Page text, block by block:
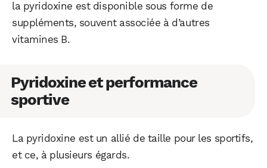
la pyridoxine est disponible sous forme de
suppléments, souvent associée à d’autres
vitamines B.
Pyridoxine et performance
sportive
La pyridoxine est un allié de taille pour les sportifs,
et ce, à plusieurs égards.